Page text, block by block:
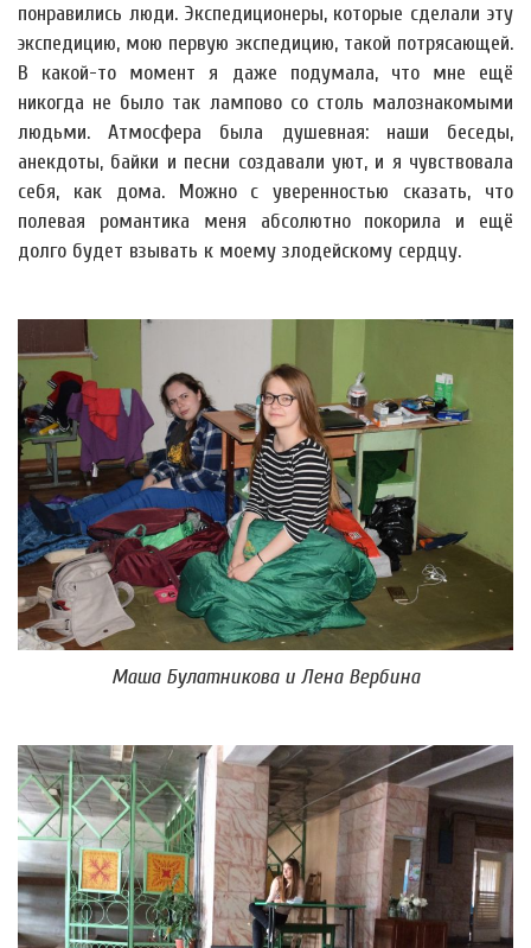
понравились люди. Экспедиционеры, которые сделали эту
экспедицию, мою первую экспедицию, такой потрясающей.
В какой-то момент я даже подумала, что мне ещё
никогда не было так лампово со столь малознакомыми
людьми. Атмосфера была душевная: наши беседы,
анекдоты, байки и песни создавали уют, и я чувствовала
себя, как дома. Можно с уверенностью сказать, что
полевая романтика меня абсолютно покорила и ещё
долго будет взывать к моему злодейскому сердцу.
Маша Булатникова и Лена Вербина